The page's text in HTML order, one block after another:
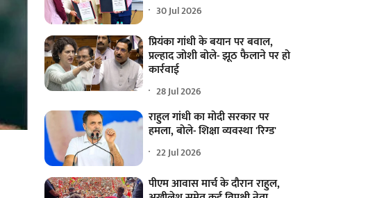
30 Jul 2026
प्रियंका गांधी के बयान पर बवाल,
प्रल्हाद जोशी बोले- झूठ फैलाने पर हो
कार्रवाई
28 Jul 2026
राहुल गांधी का मोदी सरकार पर
हमला, बोले- शिक्षा व्यवस्था 'रिग्ड'
22 Jul 2026
पीएम आवास मार्च के दौरान राहुल,